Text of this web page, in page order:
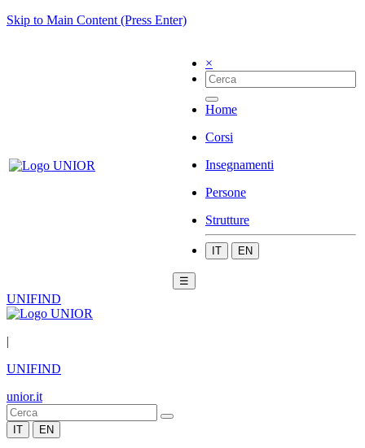
Skip to Main Content (Press Enter)
×
Home
Corsi
Insegnamenti
Persone
Strutture
IT EN
☰
UNIFIND
|
UNIFIND
unior.it
IT EN